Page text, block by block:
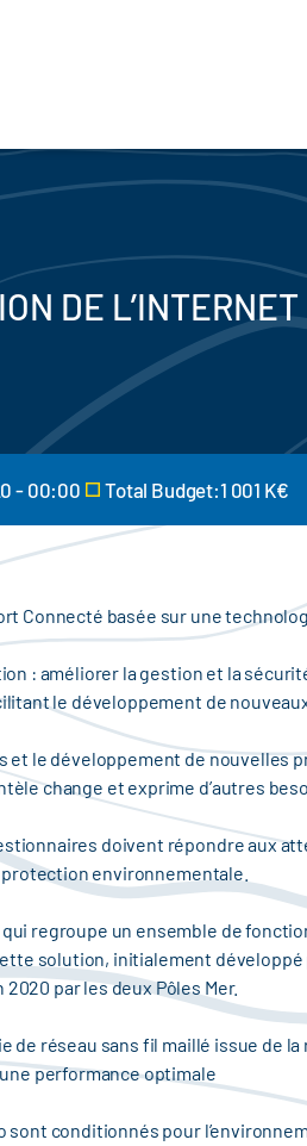
DE
- 00:00 Total Budget:1 001 K€
Connecté basée sur une
: améliorer la gestion et la
le développement de
et le développement de nouvelles
change et exprime d’autres
doivent répondre aux
environnementale.
regroupe un ensemble de
solution, initialement
par les deux Pôles Mer.
de réseau sans fil maillé issue de
performance optimale
sont conditionnés pour